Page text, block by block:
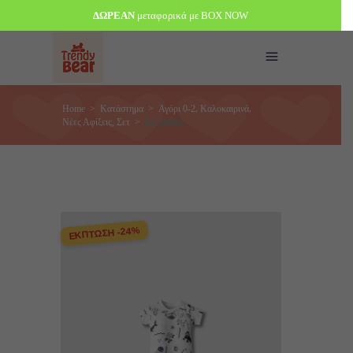
Home> Κατάστημα> Αγόρι 0-2, Καλοκαιρινά,
Νέες Αφίξεις Σετ > Σετ βυθός
ΕΚΠΤΩΣΗ -24%
ΔΩΡΕΑΝ μεταφορικά με BOX NOW